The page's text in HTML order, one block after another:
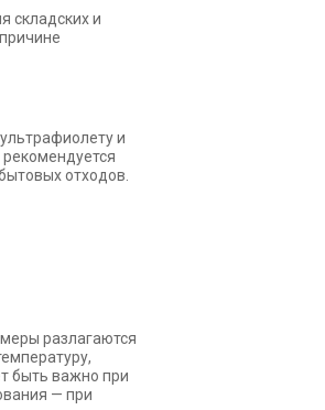
складских и
и
отходов.
разлагаются
быть важно при
— при